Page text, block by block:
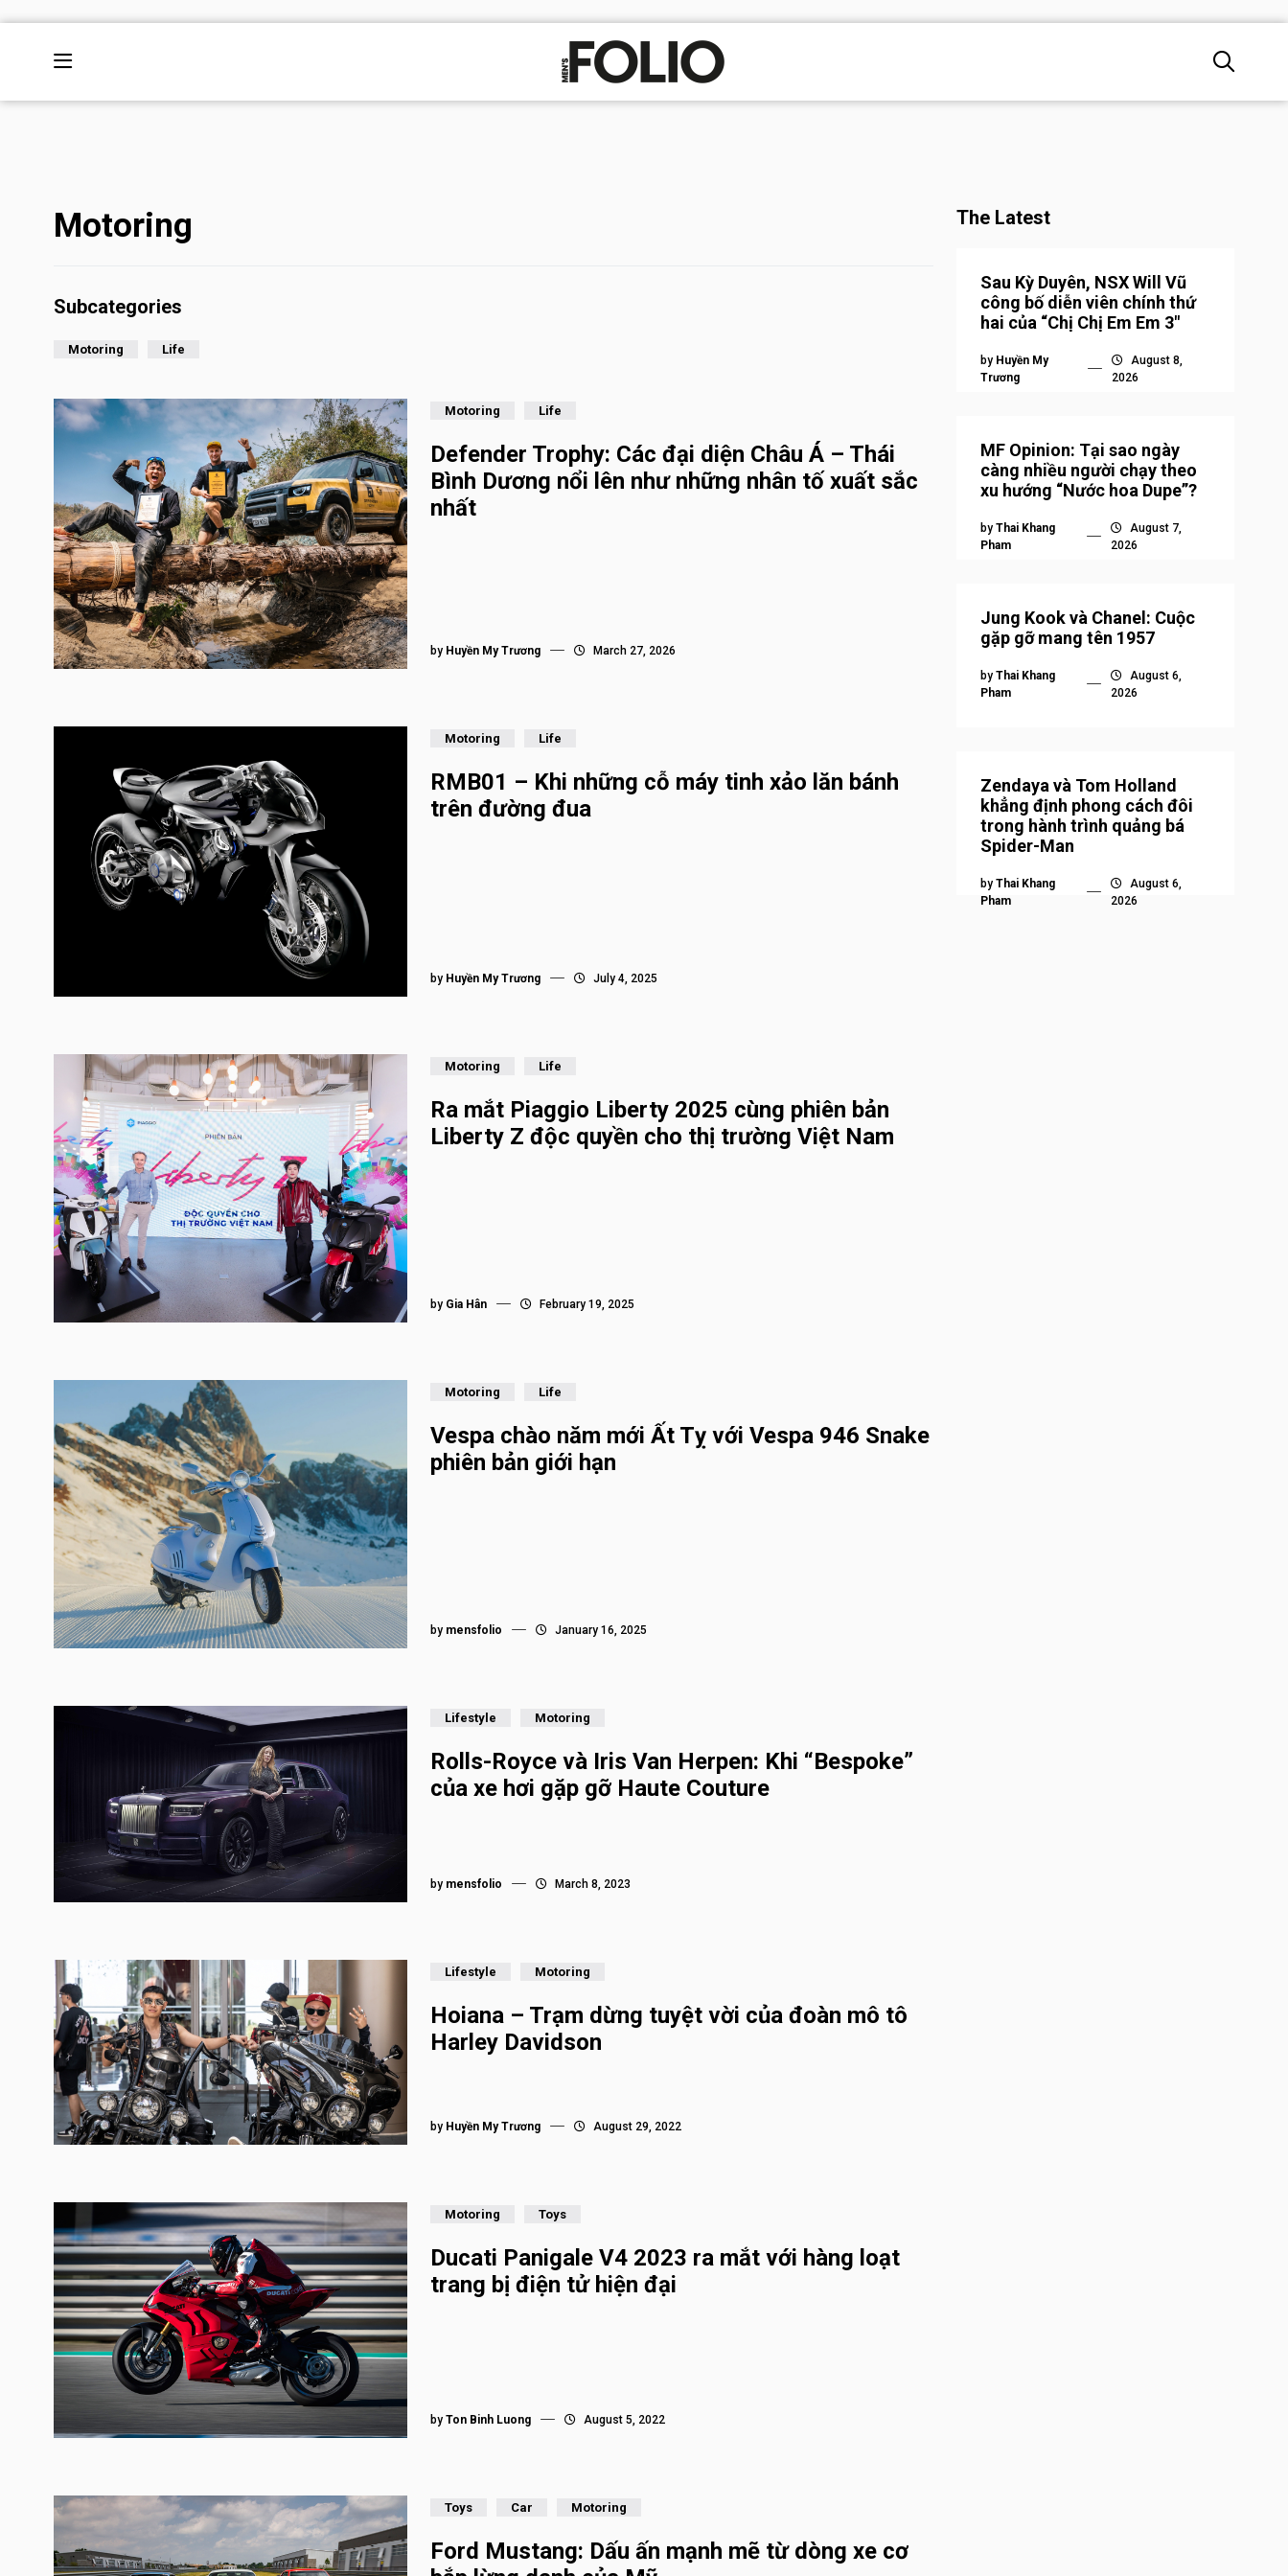
Motoring
Subcategories
Motoring Life
Motoring Life
Defender Trophy: Các đại diện Châu Á – Thái
Bình Dương nổi lên như những nhân tố xuất sắc
nhất
by Huyền My Trương March 27, 2026
Motoring Life
RMB01 – Khi những cỗ máy tinh xảo lăn bánh
trên đường đua
by Huyền My Trương July 4, 2025
Motoring Life
Ra mắt Piaggio Liberty 2025 cùng phiên bản
Liberty Z độc quyền cho thị trường Việt Nam
by Gia Hân February 19, 2025
Motoring Life
Vespa chào năm mới Ất Tỵ với Vespa 946 Snake
phiên bản giới hạn
by mensfolio January 16, 2025
Lifestyle Motoring
Rolls-Royce và Iris Van Herpen: Khi “Bespoke”
của xe hơi gặp gỡ Haute Couture
by mensfolio March 8, 2023
Lifestyle Motoring
Hoiana – Trạm dừng tuyệt vời của đoàn mô tô
Harley Davidson
by Huyền My Trương August 29, 2022
Motoring Toys
Ducati Panigale V4 2023 ra mắt với hàng loạt
trang bị điện tử hiện đại
by Ton Binh Luong August 5, 2022
Toys Car Motoring
Ford Mustang: Dấu ấn mạnh mẽ từ dòng xe cơ
The Latest
Sau Kỳ Duyên, NSX Will Vũ
công bố diễn viên chính thứ
hai của “Chị Chị Em Em 3″
by Huyền My
Trương
August 8,
2026
MF Opinion: Tại sao ngày
càng nhiều người chạy theo
xu hướng “Nước hoa Dupe”?
by Thai Khang
Pham
August 7,
2026
Jung Kook và Chanel: Cuộc
gặp gỡ mang tên 1957
by Thai Khang
Pham
August 6,
2026
Zendaya và Tom Holland
khẳng định phong cách đôi
trong hành trình quảng bá
Spider-Man
by Thai Khang
Pham
August 6,
2026